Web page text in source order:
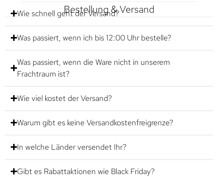
Bestellung & Versand
Wie schnell geht der Versand?
Was passiert, wenn ich bis 12:00 Uhr bestelle?
Was passiert, wenn die Ware nicht in unserem
Frachtraum ist?
Wie viel kostet der Versand?
Warum gibt es keine Versandkostenfreigrenze?
In welche Länder versendet Ihr?
Gibt es Rabattaktionen wie Black Friday?